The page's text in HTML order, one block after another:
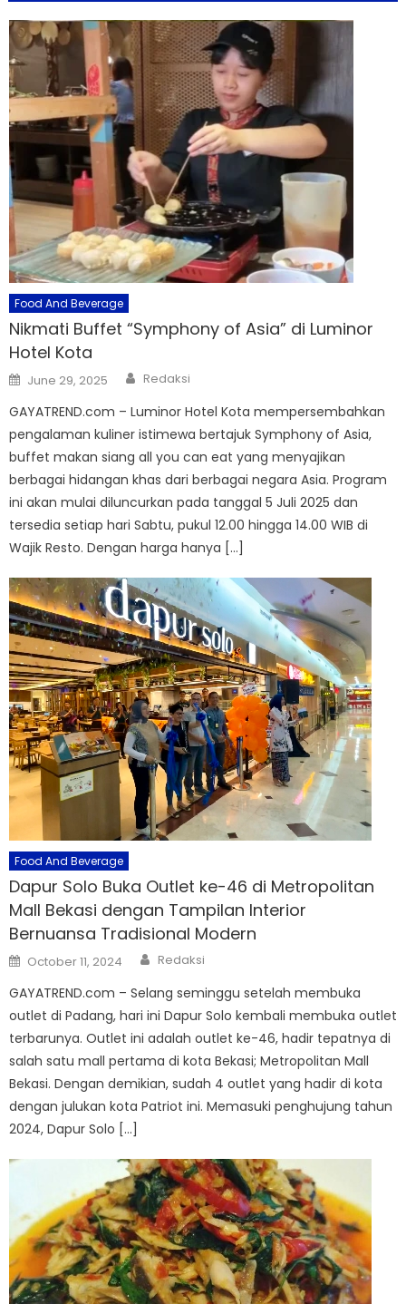
Food And Beverage
Nikmati Buffet “Symphony of Asia” di Luminor
Hotel Kota
Posted
on
June 29, 2025 Author
Redaksi
GAYATREND.com – Luminor Hotel Kota mempersembahkan
pengalaman kuliner istimewa bertajuk Symphony of Asia,
buffet makan siang all you can eat yang menyajikan
berbagai hidangan khas dari berbagai negara Asia. Program
ini akan mulai diluncurkan pada tanggal 5 Juli 2025 dan
tersedia setiap hari Sabtu, pukul 12.00 hingga 14.00 WIB di
Wajik Resto. Dengan harga hanya […]
Food And Beverage
Dapur Solo Buka Outlet ke-46 di Metropolitan
Mall Bekasi dengan Tampilan Interior
Bernuansa Tradisional Modern
Posted
on
October 11, 2024 Author
Redaksi
GAYATREND.com – Selang seminggu setelah membuka
outlet di Padang, hari ini Dapur Solo kembali membuka outlet
terbarunya. Outlet ini adalah outlet ke-46, hadir tepatnya di
salah satu mall pertama di kota Bekasi; Metropolitan Mall
Bekasi. Dengan demikian, sudah 4 outlet yang hadir di kota
dengan julukan kota Patriot ini. Memasuki penghujung tahun
2024, Dapur Solo […]